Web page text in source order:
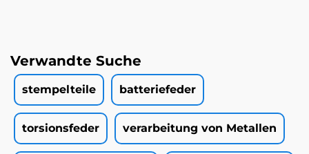
Verwandte Suche
stempelteile batteriefeder
torsionsfeder verarbeitung von Metallen